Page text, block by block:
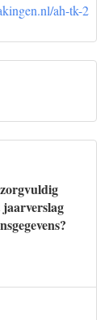
ah-tk-2
jaarverslag